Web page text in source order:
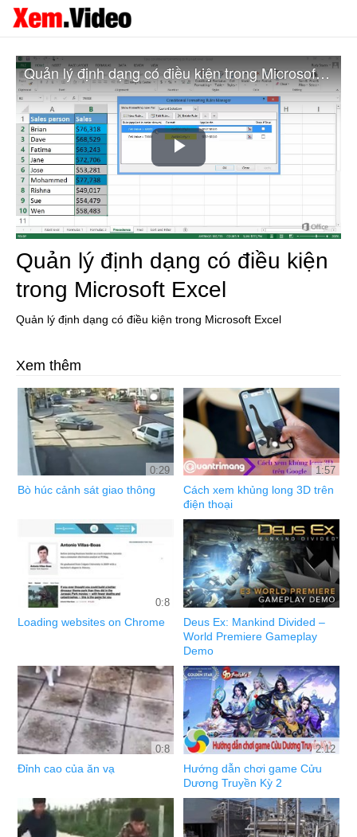
Play
Quản lý định dạng có điều kiện trong Microsoft Excel
Quản lý định dạng có điều kiện
trong Microsoft Excel
Quản lý định dạng có điều kiện trong Microsoft Excel
Xem thêm
0:29
Bò húc cảnh sát giao thông
1:57
Cách xem khủng long 3D trên
điện thoại
0:8
Loading websites on Chrome
Deus Ex: Mankind Divided –
World Premiere Gameplay
Demo
0:8
Đỉnh cao của ăn vạ
2:12
Hướng dẫn chơi game Cửu
Dương Truyền Kỳ 2